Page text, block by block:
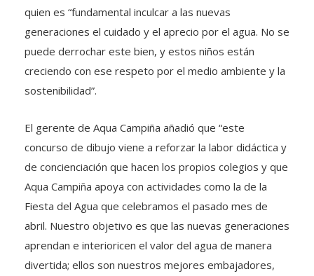
quien es “fundamental inculcar a las nuevas
generaciones el cuidado y el aprecio por el agua. No se
puede derrochar este bien, y estos niños están
creciendo con ese respeto por el medio ambiente y la
sostenibilidad”.
El gerente de Aqua Campiña añadió que “este
concurso de dibujo viene a reforzar la labor didáctica y
de concienciación que hacen los propios colegios y que
Aqua Campiña apoya con actividades como la de la
Fiesta del Agua que celebramos el pasado mes de
abril. Nuestro objetivo es que las nuevas generaciones
aprendan e interioricen el valor del agua de manera
divertida; ellos son nuestros mejores embajadores,